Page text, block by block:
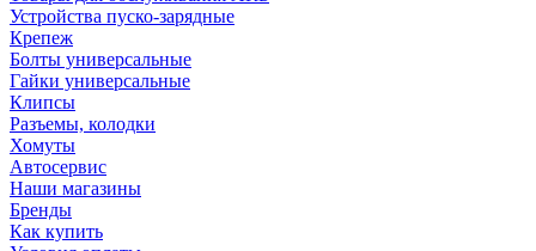
Устройства пуско-зарядные
Крепеж
Болты универсальные
Гайки универсальные
Клипсы
Разъемы, колодки
Хомуты
Автосервис
Наши магазины
Бренды
Как купить